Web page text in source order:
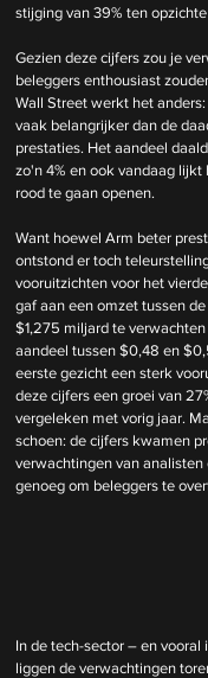
stijging van 39% ten
Gezien deze cijfers zou je
beleggers enthousiast
Wall Street werkt het
vaak belangrijker dan de
prestaties. Het aandeel
zo'n 4% en ook vandaag lijkt
rood te gaan openen.
Want hoewel Arm beter
ontstond er toch
vooruitzichten voor het
gaf aan een omzet tussen de
$1,275 miljard te
aandeel tussen $0,48 en
eerste gezicht een sterk
deze cijfers een groei van
vergeleken met vorig jaar.
schoen: de cijfers kwamen
verwachtingen van
genoeg om beleggers te
In de tech-sector – en
liggen de verwachtingen